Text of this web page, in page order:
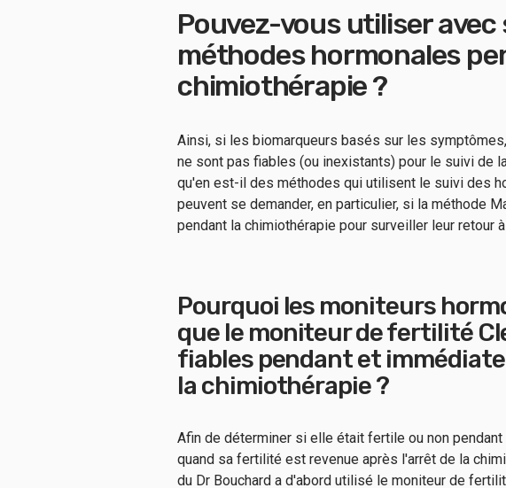
Pouvez-vous utiliser avec
méthodes hormonales
chimiothérapie ?
Ainsi, si les biomarqueurs basés sur les
ne sont pas fiables (ou inexistants) pour le suivi de
qu'en est-il des méthodes qui utilisent le suivi des
peuvent se demander, en particulier, si la méthode
pendant la chimiothérapie pour surveiller leur retour
Pourquoi les moniteurs
que le moniteur de fertilité
fiables pendant et
la chimiothérapie ?
Afin de déterminer si elle était fertile ou non
quand sa fertilité est revenue après l'arrêt de la
du Dr Bouchard a d'abord utilisé le moniteur de